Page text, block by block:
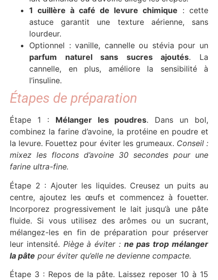
1 cuillère à café de levure chimique : cette
astuce garantit une texture aérienne, sans
lourdeur.
Optionnel : vanille, cannelle ou stévia pour un
parfum naturel sans sucres ajoutés. La
cannelle, en plus, améliore la sensibilité à
l’insuline.
Étapes de préparation
Étape 1 : Mélanger les poudres. Dans un bol,
combinez la farine d’avoine, la protéine en poudre et
la levure. Fouettez pour éviter les grumeaux. Conseil :
mixez les flocons d’avoine 30 secondes pour une
farine ultra-fine.
Étape 2 : Ajouter les liquides. Creusez un puits au
centre, ajoutez les œufs et commencez à fouetter.
Incorporez progressivement le lait jusqu’à une pâte
fluide. Si vous utilisez des arômes ou un sucrant,
mélangez-les en fin de préparation pour préserver
leur intensité. Piège à éviter : ne pas trop mélanger
la pâte pour éviter qu’elle ne devienne compacte.
Étape 3 : Repos de la pâte. Laissez reposer 10 à 15